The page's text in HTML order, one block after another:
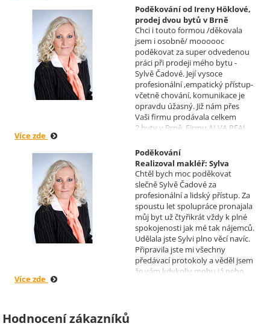
informace a děkuji za vaše úsilí.
Zatím se mějte moc a moc hezky.
S pozdravem Pavel Míšek
Poděkování od Ireny Höklové,
prodej dvou bytů v Brně
Realizoval makléř: Sylva
Čadová
Chci i touto formou /děkovala
jsem i osobně/ moooooc
poděkovat za super odvedenou
práci při prodeji mého bytu -
Sylvě Čadové. Její vysoce
profesionální ,empatický přístup-
včetně chování, komunikace je
opravdu úžasný. Již nám přes
Vaši firmu prodávala celkem
2.byty v Brně. Firmu ALVA REAL
Krásné dny Vám a Vašim
zaměstnancům. Irena Höklová,
Brno
Více zde
Poděkování
Realizoval makléř: Sylva
Čadová
Chtěl bych moc poděkovat
slečně Sylvě Čadové za
profesionální a lidský přístup. Za
spoustu let spolupráce pronajala
můj byt už čtyřikrát vždy k plné
spokojenosti jak mé tak nájemců.
Udělala jste Sylvi plno věcí navíc.
Připravila jste mi všechny
předávací protokoly a věděl jsem
že vám kdykoliv mohu já nebo
Více zde
Hodnocení zákazníků